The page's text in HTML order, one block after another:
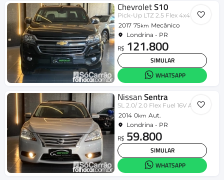
ChevroletS10
Pick-Up LTZ 2.5 Flex 4x4 CD
2017 75km Mecânico
Londrina - PR
R$ 121.800
SIMULAR
WHATSAPP
NissanSentra
SL 2.0/ 2.0 Flex Fuel 16V Aut.
2014 0km Aut.
Londrina - PR
R$ 59.800
SIMULAR
WHATSAPP